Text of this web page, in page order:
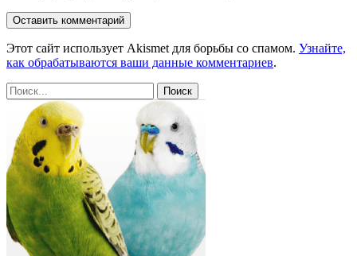
Этот сайт использует Akismet для борьбы со спамом. Узнайте,
как обрабатываются ваши данные комментариев.